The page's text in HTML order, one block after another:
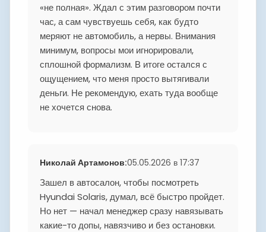
«не полная». Ждал с этим разговором почти
час, а сам чувствуешь себя, как будто
меряют не автомобиль, а нервы. Внимания
минимум, вопросы мои игнорировали,
сплошной формализм. В итоге остался с
ощущением, что меня просто вытягивали
деньги. Не рекомендую, ехать туда вообще
не хочется снова.
Николай Артамонов:05.05.2026 в 17:37
Зашел в автосалон, чтобы посмотреть
Hyundai Solaris, думал, всё быстро пройдет.
Но нет — начал менеджер сразу навязывать
какие-то допы, навязчиво и без остановки.